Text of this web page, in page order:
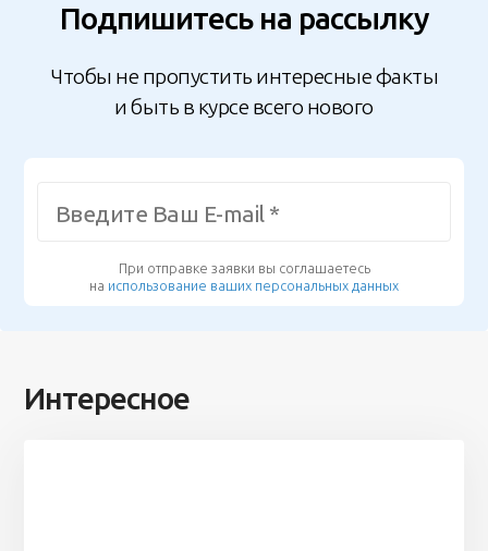
Подпишитесь на рассылку
Чтобы не пропустить интересные факты
и быть в курсе всего нового
При отправке заявки вы соглашаетесь
на использование ваших персональных данных
Интересное